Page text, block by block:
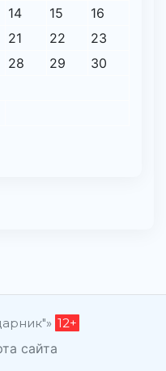
14 15
16
21 22
23
28 29
30
12+
сайта